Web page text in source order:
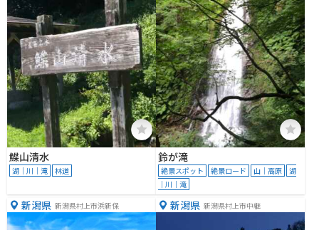
鰈山清水
湖｜川｜滝 林道
鈴が滝
絶景スポット 絶景ロード 山｜高原
湖
｜川｜滝
新潟県 新潟県村上市浜新保 新潟県 新潟県村上市中継